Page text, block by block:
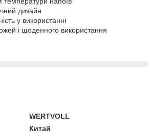
дизайн
у використанні
і щоденного використання
WERTVOLL
Китай